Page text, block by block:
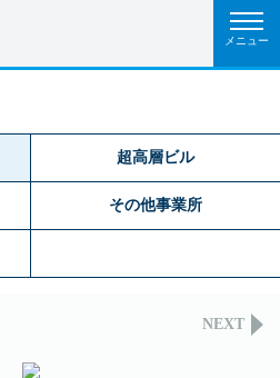
超高層ビル
その他事業所
NEXT